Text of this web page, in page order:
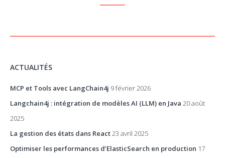
ACTUALITÉS
MCP et Tools avec LangChain4j 9 février 2026
Langchain4j : intégration de modèles AI (LLM) en Java 20 août
2025
La gestion des états dans React23 avril 2025
Optimiser les performances d’ElasticSearch en production 17